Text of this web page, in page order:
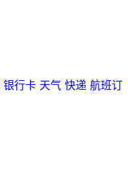
银行卡 天气 快递 航班订